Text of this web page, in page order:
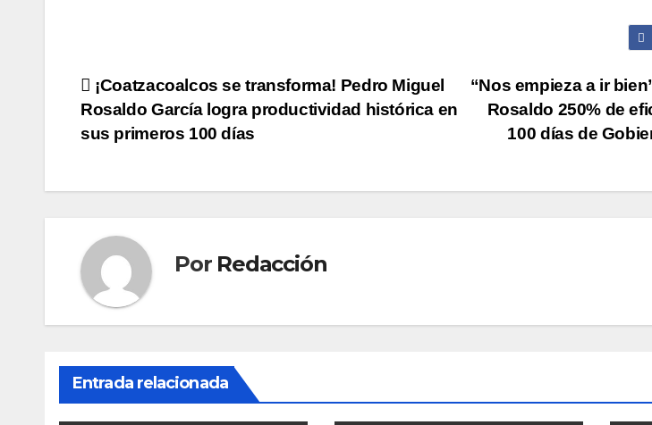
Navegación
de
“Nos empieza a ir
Rosaldo 250% de
100 días de
¡Coatzacoalcos se transforma! Pedro Miguel
Rosaldo García logra productividad histórica en
sus primeros 100 días
Por Redacción
Entrada relacionada